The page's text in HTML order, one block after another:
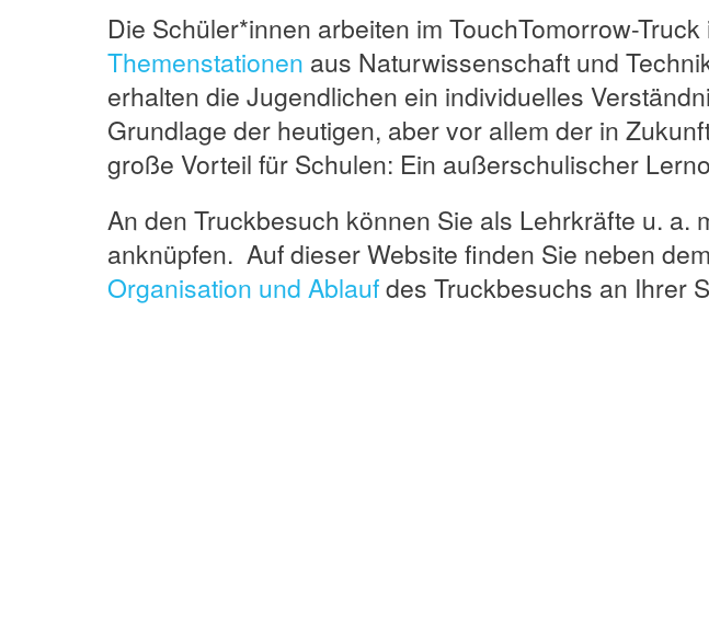
Die Schüler*innen arbeiten im TouchTomorrow-
Themenstationen aus Naturwissenschaft und
erhalten die Jugendlichen ein individuelles
Grundlage der heutigen, aber vor allem der in
große Vorteil für Schulen: Ein außerschulischer
An den Truckbesuch können Sie als Lehrkräfte u. a.
anknüpfen. Auf dieser Website finden Sie neben dem
Organisation und Ablaufdes Truckbesuchs an Ihrer